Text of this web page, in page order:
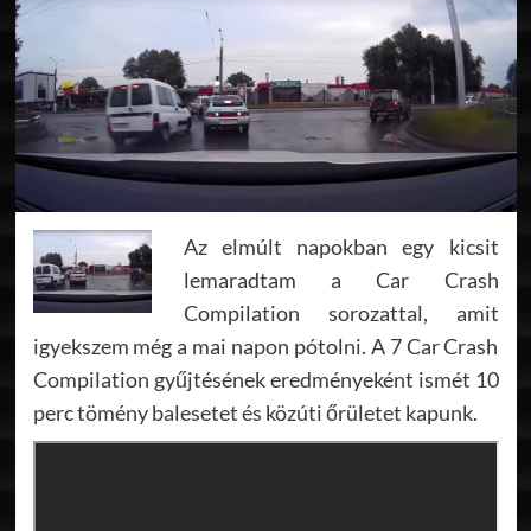
Az elmúlt napokban egy kicsit
lemaradtam a Car Crash
Compilation sorozattal, amit
igyekszem még a mai napon pótolni. A 7 Car Crash
Compilation gyűjtésének eredményeként ismét 10
perc tömény balesetet és közúti őrületet kapunk.